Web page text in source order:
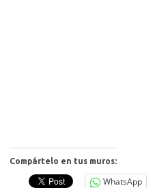
Compártelo en tus muros:
WhatsApp